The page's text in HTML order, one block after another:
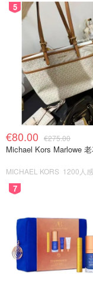
5
€80.00 €275.00
Michael Kors Marlowe
MICHAEL KORS 1200人
7